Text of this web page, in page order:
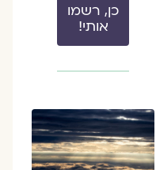
כן, רשמו
אותי!